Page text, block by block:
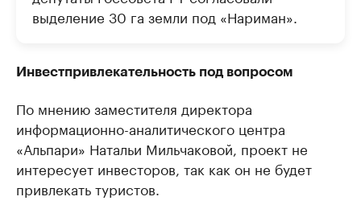
выделение 30 га земли под «Нариман».
Инвестпривлекательность под вопросом
По мнению заместителя директора
информационно-аналитического центра
«Альпари» Натальи Мильчаковой, проект не
интересует инвесторов, так как он не будет
привлекать туристов.